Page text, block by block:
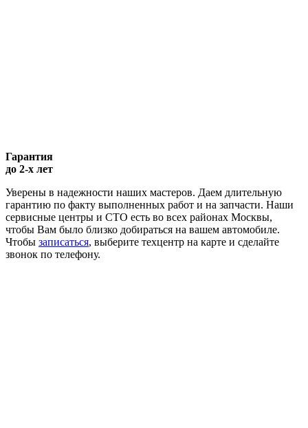
Гарантия
до 2-х лет
Уверены в надежности наших мастеров. Даем длительную
гарантию по факту выполненных работ и на запчасти. Наши
сервисные центры и СТО есть во всех районах Москвы,
чтобы Вам было близко добираться на вашем автомобиле.
Чтобы записаться, выберите техцентр на карте и сделайте
звонок по телефону.